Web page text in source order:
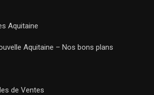
Aquitaine
Aquitaine – Nos bons plans
de Ventes